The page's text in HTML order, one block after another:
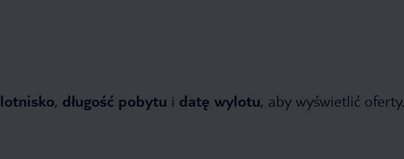
lotnisko, długość pobytu i datę wylotu, aby wyświetlić oferty.